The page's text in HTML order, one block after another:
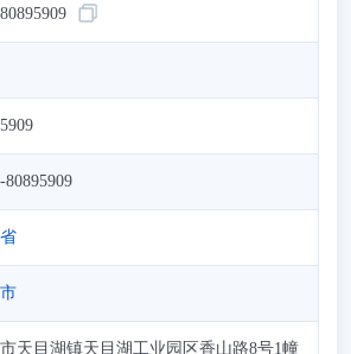
80895909
天目湖镇天目湖工业园区香山路8号1幢